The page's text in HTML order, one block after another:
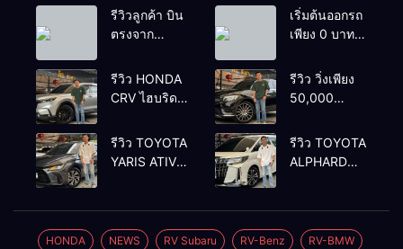
ติดไฟแนนซ์ก็
รับซื้อ
รีวิวลูกค้า บิน
ตรงจาก
รถโยรัชดา
เริ่มต้นออกรถ
เพียง 0 บาท
รีวิว HONDA
CRV ไฮบริด
eHEV ES
2024 รุ่นรอง
วิ่ง3หมื่นกว่า
โล
รีวิว วิ่งเพียง
50,000
BENZ
GLC250d
เดียว ดีเซล
สวยหายาก
รีวิว TOYOTA
YARIS ATIV
ตัวท้อปสุ
รีวิว TOYOTA
ALPHARD
ท้อป
HONDA NEWS RV Subaru RV-Benz RV-BMW